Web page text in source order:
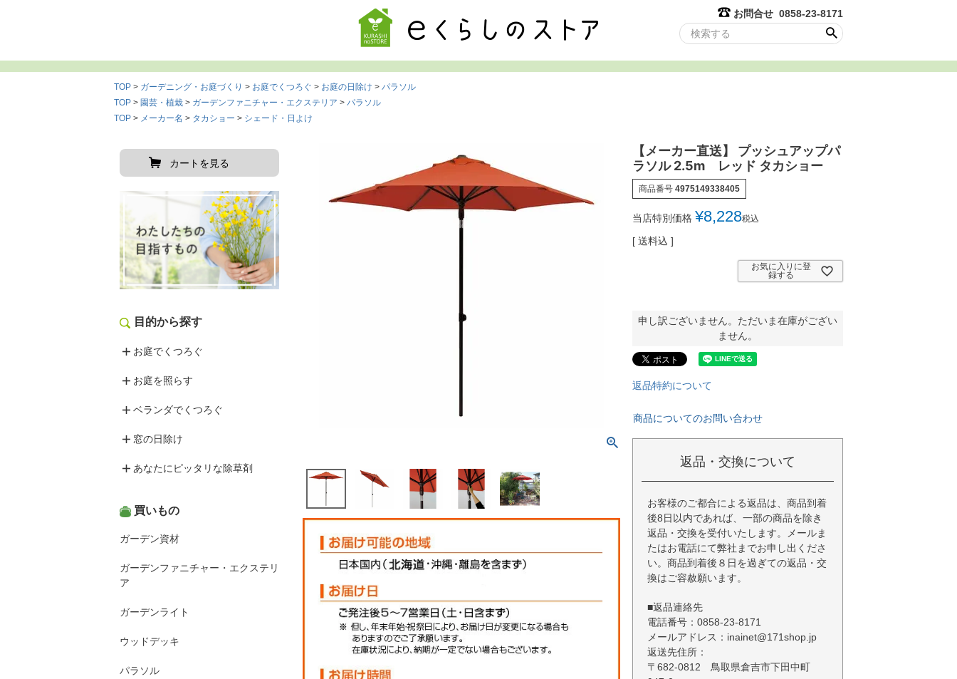
お問合せ 0858-23-8171
検索
TOP ガーデニング・お庭づくり お庭でくつろぐ お庭の日除け
パラソル
TOP
園芸・植栽 ガーデンファニチャー・エクステリア
パラソル
TOP
メーカー名 タカショー シェード・日よけ
カートを見る
目的から探す
お庭でくつろぐ
お庭を照らす
ベランダでくつろぐ
窓の日除け
あなたにピッタリな除草剤
買いもの
ガーデン資材
ガーデンファニチャー・エクステリ
ア
ガーデンライト
ウッドデッキ
パラソル
【メーカー直送】 プッシュアップパ
ラソル 2.5m レッド タカショー
商品番号 4975149338405
当店特別価格 ¥8,228税込
送料込
お気に入りに登
録する
申し訳ございません。ただいま在庫がござい
ません。
返品特約について
商品についてのお問い合わせ
返品・交換について
お客様のご都合による返品は、商品到着
後8日以内であれば、一部の商品を除き
返品・交換を受付いたします。メールま
たはお電話にて弊社までお申し出くださ
い。商品到着後８日を過ぎての返品・交
換はご容赦願います。
■返品連絡先
電話番号：0858-23-8171
メールアドレス：inainet@171shop.jp
返送先住所：
〒682-0812 鳥取県倉吉市下田中町